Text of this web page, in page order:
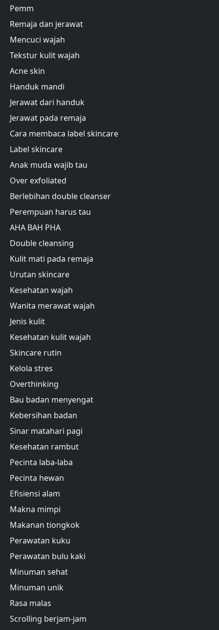
Pemm
Remaja dan jerawat
Mencuci wajah
Tekstur kulit wajah
Acne skin
Handuk mandi
Jerawat dari handuk
Jerawat pada remaja
Cara membaca label skincare
Label skincare
Anak muda wajib tau
Over exfoliated
Berlebihan double cleanser
Perempuan harus tau
AHA BAH PHA
Double cleansing
Kulit mati pada remaja
Urutan skincare
Kesehatan wajah
Wanita merawat wajah
Jenis kulit
Kesehatan kulit wajah
Skincare rutin
Kelola stres
Overthinking
Bau badan menyengat
Kebersihan badan
Sinar matahari pagi
Kesehatan rambut
Pecinta laba-laba
Pecinta hewan
Efisiensi alam
Makna mimpi
Makanan tiongkok
Perawatan kuku
Perawatan bulu kaki
Minuman sehat
Minuman unik
Rasa malas
Scrolling berjam-jam